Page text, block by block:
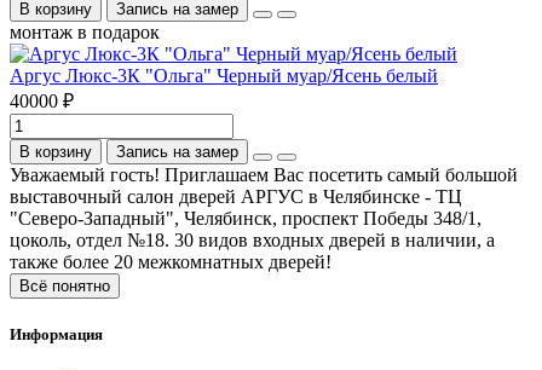
В корзину Запись на замер
монтаж в подарок
Аргус Люкс-3К "Ольга" Черный муар/Ясень белый
40000 ₽
В корзину Запись на замер
Уважаемый гость! Приглашаем Вас посетить самый большой
выставочный салон дверей АРГУС в Челябинске - ТЦ
"Северо-Западный", Челябинск, проспект Победы 348/1,
цоколь, отдел №18. 30 видов входных дверей в наличии, а
также более 20 межкомнатных дверей!
Всё понятно
Информация